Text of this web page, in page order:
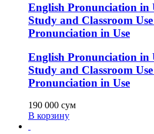
English Pronunciation in
Study and Classroom
Pronunciation in Use
English Pronunciation in
Study and Classroom
Pronunciation in Use
190 000 сум
В корзину